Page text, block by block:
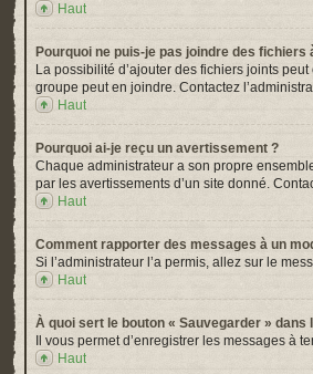
Haut
Pourquoi ne puis-je pas joindre des fichiers
La possibilité d’ajouter des fichiers joints
groupe peut en joindre. Contactez
Haut
Pourquoi ai-je reçu un avertissement ?
Chaque administrateur a son propre
par les avertissements d’un site donné.
Haut
Comment rapporter des messages à un
Si l’administrateur l’a permis, allez sur le
Haut
À quoi sert le bouton « Sauvegarder »
Il vous permet d’enregistrer les messages
Haut